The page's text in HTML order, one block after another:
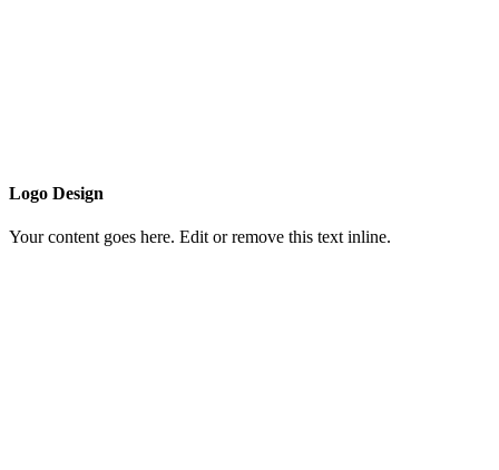
Logo Design
Your content goes here. Edit or remove this text inline.